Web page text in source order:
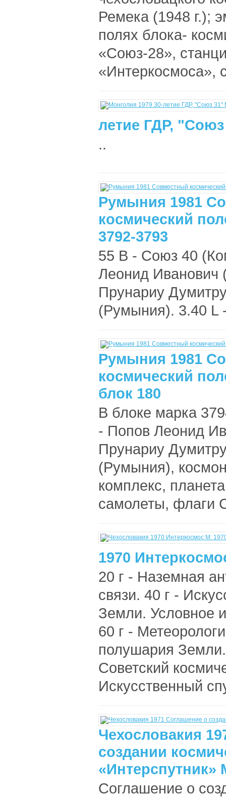
Ремека (1948 г.);
полях блока-
«Союз-28»,
«Интеркосмоса»,
летие ГДР, "Союз
..
Румыния 1981
космический
3792-3793
55 B - Союз 40
Леонид
Прунариу
(Румыния). 3.40 L
Румыния 1981
космический
блок 180
В блоке марка
- Попов Леонид
Прунариу
(Румыния),
комплекс,
самолеты, флаги
1970
20 г - Наземная
связи. 40 г -
Земли. Условное
60 г -
полушария
Советский
Искусственный
Чехословакия
создании
«Интерспутник»
Соглашение о